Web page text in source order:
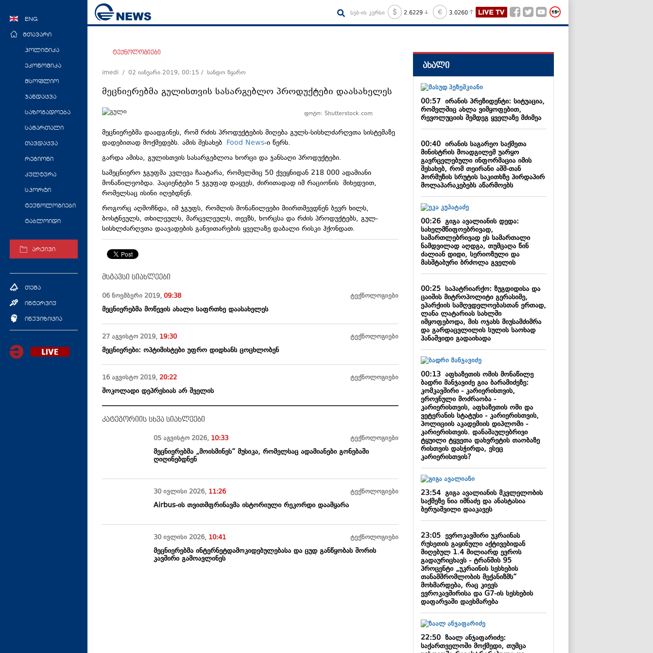
ENG
მთავარი
პოლიტიკა
ეკონომიკა
მსოფლიო
ჯანდაცვა
საზოგადოება
სამართალი
თავდაცვა
რეგიონი
კულტურა
სპორტი
ტექნოლოგიები
ტაბლოიდი
არქივი
თემა
ინტერვიუ
ინქვიზიცია
სებ-ის კურსი 2.6229 3.0260
ტექნოლოგიები
imedi / 02 იანვარი 2019, 00:15 / სანდო წყარო
მეცნიერებმა გულისთვის სასარგებლო პროდუქტები დაასახელეს
ფოტო: Shutterstock.com
მეცნიერებმა დაადგინეს, რომ რძის პროდუქტების მიღება გულს-სისხლძარღვთა სისტემაზე
დადებითად მოქმედებს. ამის შესახებ Food News-ი წერს.
გარდა ამისა, გულისთვის სასარგებლოა ხორცი და ჯანსაღი პროდუქტები.
სამეცნიერო ჯგუფმა კვლევა ჩაატარა, რომელშიც 50 ქვეყნიდან 218 000 ადამიანი
მონაწილეობდა. პაციენტები 5 ჯგუფად დაყვეს, ძირითადად იმ რაციონის მიხედვით,
რომელსაც ისინი იღებდნენ.
როგორც აღმოჩნდა, იმ ჯგუფს, რომლის მონაწილეები მიირთმევდნენ ბევრ ხილს,
ბოსტნეულს, თხილეულს, მარცვლეულს, თევზს, ხორცსა და რძის პროდუქტებს, გულ-
სისხლძარღვთა დაავადების განვითარების ყველაზე დაბალი რისკი ჰქონდათ.
მსგავსი სიახლეები
06 ნოემბერი 2019, 09:38 ტექნოლოგიები
მეცნიერებმა მოწევის ახალი საფრთხე დაასახელეს
27 აგვისტო2019, 19:30 ტექნოლოგიები
მეცნიერები: ოპტიმისტები უფრო დიდხანს ცოცხლობენ
16 აგვისტო2019, 20:22 ტექნოლოგიები
შოკოლადი დეპრესიას არ შველის
კატეგორიის სხვა სიახლეები
05 აგვისტო 2026, 10:33 ტექნოლოგიები
მეცნიერებმა „მოისმინეს“ მუსიკა, რომელსაც ადამიანები გონებაში
ღიღინებდნენ
30 ივლისი 2026, 11:26 ტექნოლოგიები
Airbus-ის თვითმფრინავმა ისტორიული რეკორდი დაამყარა
30 ივლისი 2026, 10:41 ტექნოლოგიები
მეცნიერებმა ინტერნეტდამოკიდებულებასა და ცუდ განწყობას შორის
კავშირი გამოავლინეს
ახალი
00:57ირანის პრეზიდენტი: სიტუაცია,
რომელშიც ახლა ვიმყოფებით,
რევოლუციის შემდეგ ყველაზე მძიმეა
00:40ირანის საგარეო საქმეთა
მინისტრის მოადგილემ უარყო
გავრცელებული ინფორმაცია იმის
შესახებ, რომ თეირანი აშშ-თან
ჰორმუზის სრუტის საკითხზე პირდაპირ
მოლაპარაკებებს აწარმოებს
00:26გიგა ავალიანის დედა:
სახელმწიფოებრივად,
სამართლებრივად ეს სამართალი
ნამდვილად აღდგა, თუმცაღა წინ
ძალიან დიდი, სერიოზული და
მასშტაბური ბრძოლა გველის
00:25საპატრიარქო: ზუგდიდისა და
ცაიშის მიტროპოლიტი გერასიმე,
ეპარქიის სამღვდელოებასთან ერთად,
ლანა ლატარიას სახლში
იმყოფებოდა, მის ოჯახს მიუსამძიმრა
და გარდაცვლილის სულის საოხად
პანაშვიდი გადაიხადა
00:13აფხაზეთის ომის მონაწილე
ბადრი მანჯავიძე გია ბარამიძეზე:
კომკავშირი - კარიერისთვის,
ეროვნული მოძრაობა -
კარიერისთვის, აფხაზეთის ომი და
ვეტერანის სტატუსი - კარიერისთვის,
პოლიციის აკადემიის დიპლომი -
კარიერისთვის. დანაშაულებრივი
ტყუილი ტყვეთა დახვრეტის თაობაზე
რისთვის დასჭირდა, ესეც
კარიერისთვის?
23:54გიგა ავალიანის მკვლელობის
საქმეზე ნია იმნაძე და ანასტასია
ბერუაშვილი დააკავეს
23:05ევროკავშირი უკრაინას
რუსეთის გაყინული აქტივებიდან
მიღებულ 1.4 მილიარდ ევროს
გადაურიცხავს - ტრანშის 95
პროცენტი „უკრაინის სესხების
თანამშრომლობის მექანიზმს“
მოხმარდება, რაც კიევს
ევროკავშირისა და G7-ის სესხების
დაფარვაში დაეხმარება
22:50ზაალ ანჯაფარიძე:
საქართველოში მოქმედი, თუმცა